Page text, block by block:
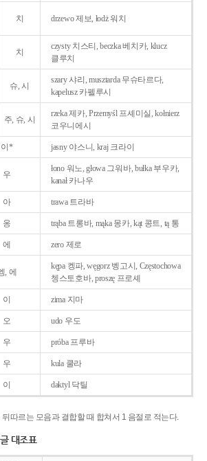
치 drzewo 제보, łodż 워치
치
czysty 치스티, beczka 베치카, klucz
클루치
슈, 시
szary 샤리, musztarda 무슈타르다,
kapelusz 카펠루시
주, 슈, 시
rzeka 제카, Przemyśl 프셰미실, kołnierz
코우니에시
이* jasny 야스니, kraj 크라이
우
łono 워노, głowa 그워바, bułka 부우카,
kanał 카나우
아 trawa 트라바
옹 trąba 트롱바, mąka 몽카, kąt 콩트, tą 통
에 zero 제로
, 에
kępa 켕파, węgorz 벵고시, Częstochowa
쳉스토호바, proszę 프로셰
이 zima 지마
오 udo 우도
우 próba 프루바
우 kula 쿨라
이 daktyl 닥틸
뒤따르는 모음과 결합할 때 합쳐서 1 음절로 적는다.
대조표